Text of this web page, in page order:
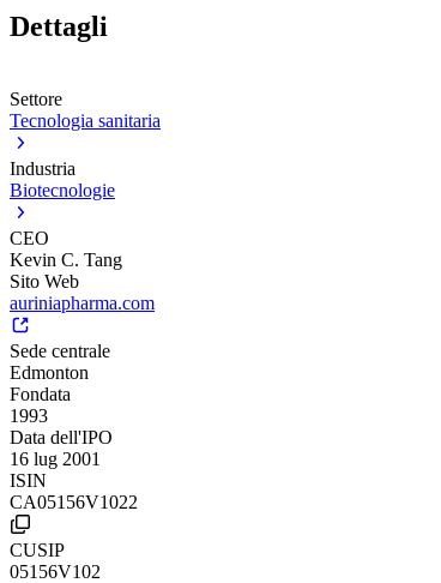
Dettagli
Settore
Tecnologia sanitaria
Industria
Biotecnologie
CEO
Kevin C. Tang
Sito Web
auriniapharma.com
Sede centrale
Edmonton
Fondata
1993
Data dell'IPO
16 lug 2001
ISIN
CA05156V1022
CUSIP
05156V102